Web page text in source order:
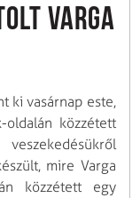
Varga
ki vasárnap este,
oldalán közzétett
mire Varga
közzétett egy